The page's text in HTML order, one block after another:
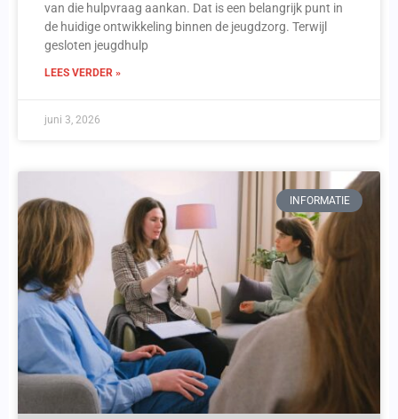
van die hulpvraag aankan. Dat is een belangrijk punt in
de huidige ontwikkeling binnen de jeugdzorg. Terwijl
gesloten jeugdhulp
LEES VERDER »
juni 3, 2026
INFORMATIE